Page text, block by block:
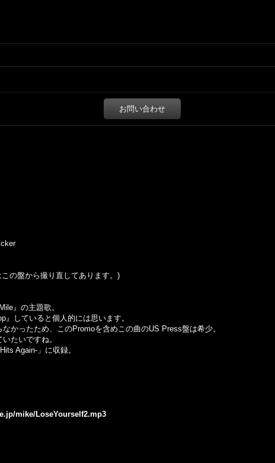
お問い合わせ
の盤から撮り直してあります。)
』の主題歌。
していると個人的には思います。
かったため、このPromoを含めこの曲のUS Press盤は希少。
たいですね。
Again-」に収録。
mike/LoseYourself2.mp3